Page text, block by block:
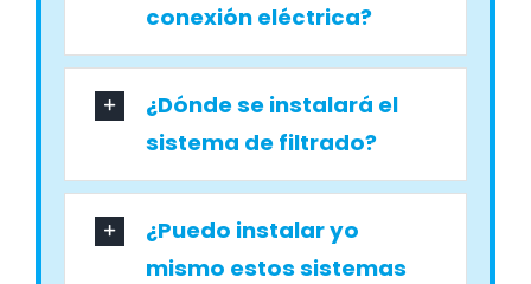
conexión eléctrica?
¿Dónde se instalará el
sistema de filtrado?
¿Puedo instalar yo
mismo estos sistemas